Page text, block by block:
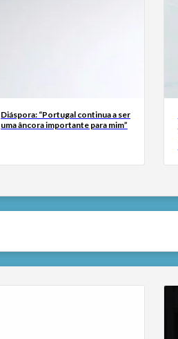
Diáspora: “Portugal continua a ser
uma âncora importante para mim”